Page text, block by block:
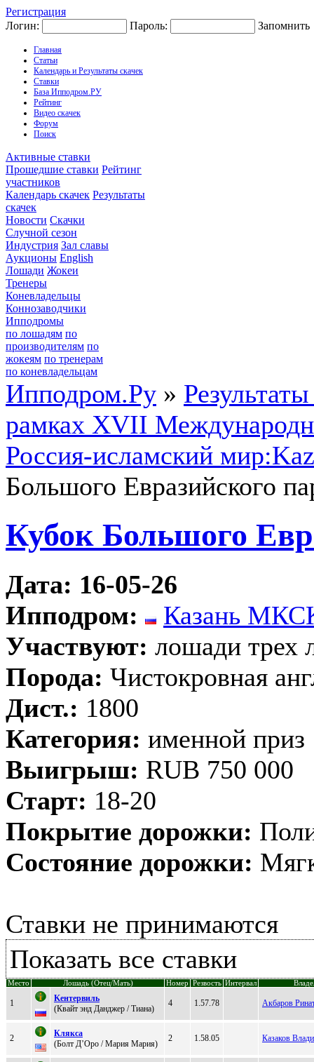
Регистрация
Логин:
Пароль: Запомнить
Главная
Статьи
Календарь и Результаты скачек
Ставки
База Ипподром.РУ
Рейтинг
Видео скачек
Форум
Поиск
Активные ставки
Прошедшие ставки Рейтинг
участников
Календарь скачек Результаты
скачек
Новости Скачки
Случной сезон
Индустрия Зал славы
Аукционы English
Лошади Жокеи
Тренеры
Коневладельцы
Коннозаводчики
Ипподромы
по лошадям по
производителям по
жокеям по тренерам
по коневладельцам
Ипподром.Ру »
рамках XVII
Россия-исламский
Большого Евразийского
Кубок Большого
Дата: 16-05-26
Ипподром:
Казань
Участвуют: лошади трех
Порода: Чистокровная
Дист.: 1800
Категория: именной приз
Выигрыш: RUB 750 000
Старт: 18-20
Покрытие дорожки:
Состояние дорожки:
Ставки не принимаются
Показать все ставки
Место Лошадь (Отец/Мать) Номер Резвость Интервал
1
Kентеpвиль
(Квaйт энд Дaнджер / Тиaнa)
4 1.57.78 Акбаров
2
Клякcа
(Бoлт Д’Oрo / Mаpия Mаpия)
2 1.58.05 Казаков